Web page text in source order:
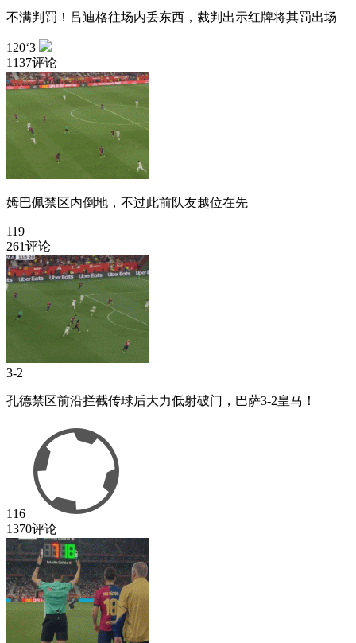
不满判罚！吕迪格往场内丢东西，裁判出示红牌将其罚出场
120‘3
1137评论
姆巴佩禁区内倒地，不过此前队友越位在先
119
261评论
3-2
孔德禁区前沿拦截传球后大力低射破门，巴萨3-2皇马！
116
1370评论